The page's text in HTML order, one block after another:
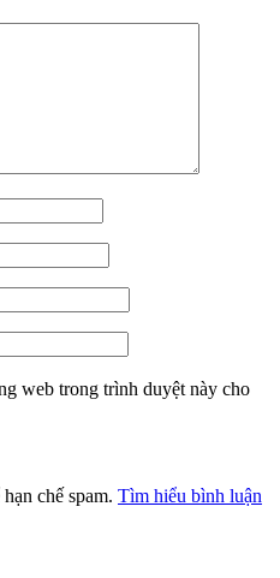
web trong trình duyệt này cho
chế spam. Tìm hiểu bình luận